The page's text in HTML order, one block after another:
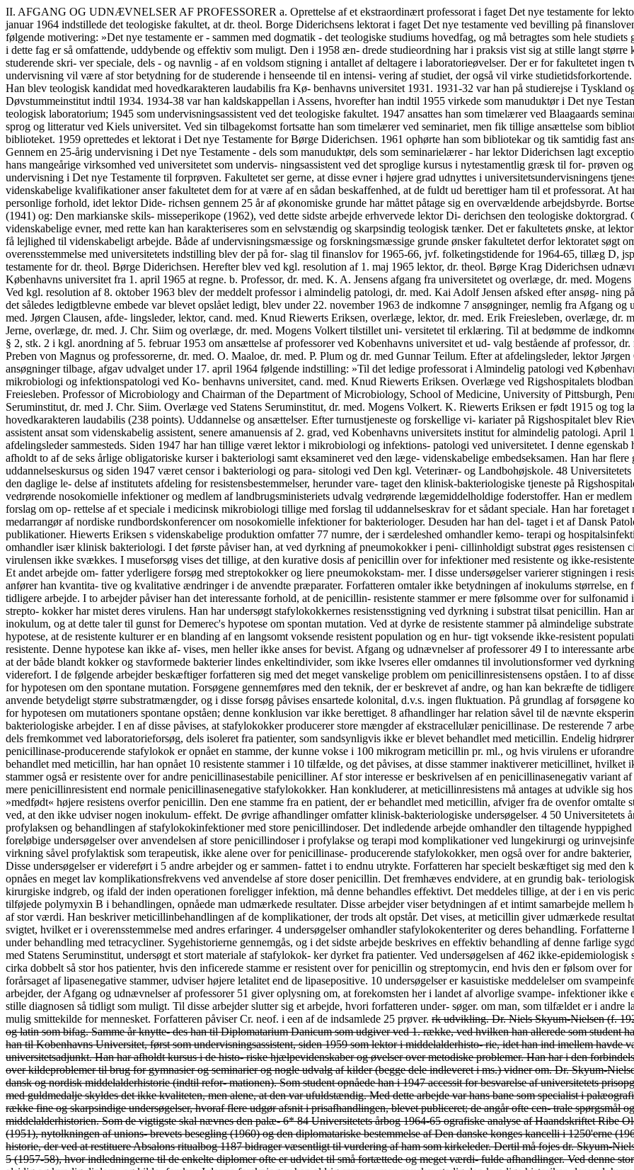
II. AFGANG OG UDNÆVNELSER AF PROFESSORER a. Oprettelse af et ekstraordinært professorat i faget Det nye testamente for lektor, dr. theol. Børge Krag Diderichsen (j. nr. 286/65). Under den 15. januar 1964 indstillede det teologiske fakultet, at dr. theol. Borge Diderichsens lektorat i faget Det nye testamente ved bevilling på finansloven for 1965/66 omdannedes til et ekstraordinært professorat med følgende motivering: »Det nye testamente er - sammen med dogmatik - det teologiske studiums hovedfag, og må betragtes som hele studiets grundlag. Det er derfor ønskeligt, at undervisningen først og fremmest i dette fag er så omfattende, uddybende og effektiv som muligt. Den i 1958 æn- drede studieordning har i praksis vist sig at stille langt større krav til lærerkræfterne, forårsaget dels af at et stigende antal studerende skri- ver speciale, dels - og navnlig - af en voldsom stigning i antallet af deltagere i laboratorieøvelser. Der er for fakultetet ingen tvivl om, at en mere effektiv udnyttelse af lektor Diderichsens undervisning vil være af stor betydning for de studerende i henseende til en intensi- vering af studiet, der også vil virke studietidsforkortende. Lektor Diderichsen er 58 år gammel - født den 13. november 1906. Han blev teologisk kandidat med hovedkarakteren laudabilis fra Kø- benhavns universitet 1931. 1931-32 var han på studierejse i Tyskland og virkede derefter som manuduktør og timelærer ved Det kongelige Døvstummeinstitut indtil 1934. 1934-38 var han kaldskappellan i Assens, hvorefter han indtil 1955 virkede som manuduktør i Det nye Testamente og de systematiske fag. 1939 ansattes han som assistent ved teologisk laboratorium; 1945 som undervisningsassistent ved det teologiske fakultet. 1947 ansattes han som timelærer ved Blaagaards seminarium, København. 1950-56 indtog han stillingen som lektor i dansk sprog og litteratur ved Kiels universitet. Ved sin tilbagekomst fortsatte han som timelærer ved seminariet, men fik tillige ansættelse som bibliotekar af 2. grad ved Det kongelige Bibliotek og Universitets- biblioteket. 1959 oprettedes et lektorat i Det nye Testamente for Børge Diderichsen. 1961 ophørte han som bibliotekar og tik samtidig fast ansættelse ved Blaagaards seminarium. 46 Universitetets årbog 1964-65 Gennem en 25-årig undervisning i Det nye Testamente - dels som manuduktør, dels som seminarielærer - har lektor Diderichsen lagt exceptionelt fremragende pædagogiske evner for dagen. Det samme gælder hans mangeårige virksomhed ved universitetet som undervis- ningsassistent ved det sproglige kursus i nytestamentlig græsk til for- prøven og fra 1959 som lektor ved såvel den sproglige som exegetiske undervisning i Det nye Testamente til forprøven. Fakultetet ser gerne, at disse evner i højere grad udnyttes i universitetsundervisningens tjeneste, end det nu er tilfældet. Med hensyn til lektor Diderichsens videnskabelige kvalifikationer anser fakultetet dem for at være af en sådan beskaffenhed, at de fuldt ud berettiger ham til et professorat. At hans videnskabelige produktion ikke er omfattende må tilskrives personlige forhold, idet lektor Dide- richsen gennem 25 år af økonomiske grunde har måttet påtage sig en overvældende arbejdsbyrde. Bortset fra nogle tidsskriftsartikler er hans hovedarbejder: Paulus Romanus (1941) og: Den markianske skils- misseperikope (1962), ved dette sidste arbejde erhvervede lektor Di- derichsen den teologiske doktorgrad. Gennem disse arbejder har lek- tor Diderichsen godtgjort sine videnskabelige evner, med rette kan han karakteriseres som en selvstændig og skarpsindig teologisk tænker. Det er fakultetets ønske, at lektor Diderichsen ved frigørelse fra anden undervisning i højere grad kan få lejlighed til videnskabeligt arbejde. Både af undervisningsmæssige og forskningsmæssige grunde ønsker fakultetet derfor lektoratet søgt omdannet til et ekstraordinært pro- fessorat fra 1. april 1965.« I overensstemmelse med universitetets indstilling blev der på for- slag til finanslov for 1965-66, jvf. folketingstidende for 1964-65, tillæg D, jspalte 1943-44, oprettet et ekstraordinært professorat i faget Det nye testamente for dr. theol. Børge Diderichsen. Herefter blev ved kgl. resolution af 1. maj 1965 lektor, dr. theol. Børge Krag Diderichsen udnævnt til ekstraordinær professor i faget Det nye testamente ved Københavns universitet fra 1. april 1965 at regne. b. Professor, dr. med. K. A. Jensens afgang fra universitetet og overlæge, dr. med. Mogens Votkerts udnævnelse til professor i almindelig patologi (j. nr. 477/63). Ved kgl. resolution af 8. oktober 1963 blev der meddelt professor i almindelig patologi, dr. med. Kai Adolf Jensen afsked efter ansøg- ning på grund af alder og med pension fra den 31. juli 1964 at regne. Efter at det således ledigtblevne embede var blevet opslået ledigt, blev under 22. november 1963 de indkomne 7 ansøgninger, nemlig fra Afgang og udnævnelser af professorer 47 afdelingsleder, lektor cand. polyt. et dr. med. Jørgen Clausen, afde- lingsleder, lektor, cand. med. Knud Riewerts Eriksen, overlæge, lektor, dr. med. Erik Freiesleben, overlæge, dr. med. Klaus Adolf Jensen, professor of microbiology, dr. med. Niels Kaj Jerne, overlæge, dr. med. J. Chr. Siim og overlæge, dr. med. Mogens Volkert tilstillet uni- versitetet til erklæring. Til at bedømme de indkomne ansøgninger nedsatte det lægeviden- skabelige fakultet i henhold til § 2, stk. 2 i kgl. anordning af 5. februar 1953 om ansættelse af professorer ved Kobenhavns universitet et ud- valg bestående af professor, dr. med. K. A. Jensen, direktør for Sta- tens seruminstitut, dr. med. Preben von Magnus og professorerne, dr. med. O. Maaloe, dr. med. P. Plum og dr. med Gunnar Teilum. Efter at afdelingsleder, lektor Jørgen Clausen og overlæge Klaus Adolf Jensen havde trukket deres ansøgninger tilbage, afgav udvalget under 17. april 1964 følgende indstilling: »Til det ledige professorat i Almindelig patologi ved Københavns universitet har der meldt sig 5 ansøgere: Afdelingsleder, lektor i mikrobiologi og infektionspatologi ved Ko- benhavns universitet, cand. med. Knud Riewerts Eriksen. Overlæge ved Rigshospitalets blodbank, lektor i blodtransfusion ved Koben- havns universitet, dr. med. Erik Freiesleben. Professor of Microbiology and Chairman of the Department of Microbiology, School of Medicine, University of Pittsburgh, Pennsylvania, U.S.A., dr. med. Niels Kaj Jerne. Overlæge ved Statens Seruminstitut, dr. med J. Chr. Siim. Overlæge ved Statens Seruminstitut, dr. med. Mogens Volkert. K. Riewerts Eriksen er født 1915 og tog lægevidenskabelig embeds- eksamen vinteren 1941/42 med hovedkarakteren laudabilis (238 points). Uddannelse og ansættelser. Efter turnustjeneste og
rk udvikling. Dr. Niels Skyum-Nielsen (f. 1921) bestod i 1950 skoleembedseksa- men med historie som hovedfag og latin som bifag. Samme år knytte- des han til Diplomatarium Danicum som udgiver ved 1. række, ved hvilken han allerede som student havde arbejdet som amanuensis hos Laur. Weibull. I 1951 knyttedes han til Kobenhavns Universitet, først som undervisningsassistent, siden 1959 som lektor i middelalderhisto- rie, idet han ind imellem havde været nordisk docent i Lund (1957/58) og en kort tid universitetsadjunkt. Han har afholdt kursus i de histo- riske hjælpevidenskaber og øvelser over metodiske problemer. Han har i den forbindelse også interesseret sig for den nyeste tids historie, hvad en oversigt over kildeproblemer til brug for gymnasier og seminarier og nogle udvalg af kilder (begge dele indleveret i ms.) vidner om. Dr. Skyum-Nielsens egentlige forskning og videnskabelige produk- tion er samlet om dansk og nordisk middelalderhistorie (indtil refor- mationen). Som student opnåede han i 1947 accessit for besvarelse af universitetets prisopgave Dansk Brevvæsen 1250-1305; når besvarelsen ikke belønnedes med guldmedalje skyldes det ikke kvaliteten, men alene, at den var ufuldstændig. Med dette arbejde var hans bane som specialist i palæografi og diplomforskning indledt. Inden for disse om- råder er siden en række fine og skarpsindige undersøgelser, hvoraf flere udgør afsnit i prisafhandlingen, blevet publiceret; de angår ofte cen- trale spørgsmål og rummer resultater af stor rækkevidde for vor for- ståelse af middelalderhistorien. Som de vigtigste skal nævnes den palæ- 6* 84 Universitetets årbog 1964-65 ografiske analyse af Haandskriftet Ribe Oldemoder (1948), studien over De ældste privilegier for klostret i Væ (1951), nytolkningen af unions- brevets besegling (1960) og den diplomatariske bestemmelse af Den danske konges kancelli i 1250'erne (1963), samt blandt de i ms. indsendte En nyfunden kilde til Absalons historie, der ved at restituere Absalons ritualbog 1187 bidrager væsentligt til vurdering af ham som kirkeleder. Dertil må fojes dr. Skyum-Nielsens monstergyldige udgivelse af diplo- matariets 1. rækkes bind 4 og 5 (1957-58), hvor indledningerne til de enkelte diplomer ofte er udvidet til små fortættede og meget værdi- fulde afhandlinger. Ved denne store indsats har dr. Skyum-Nielsen klart placeret sig som en meget alsidig og kyndig diplom- og kilde- forsker. I denne forskning er han aldrig snæver; man mærker stadig den kyndige historiker, der ved, hvor og hvorledes hans resultater kan frugtbargøres. I tre større afhandlinger: Ærkekonge og Ærkebiskop, Nye træk i dansk kirkehistorie 1376-1536 (1956), disputatsen Kirkekampen i Danmark 1241-1290 (1963) og bogen Blodbadet i Stockholm og dets juridiske ma- skering (1964), sætter han sine særstudier ind i en større historisk sammenhæng. I den forste afhandling er det ved et indgående studium af privilegier og kirkelige institutioner og under hensyntagen til de almeneuropæiske strømninger lykkedes ham at foje værdifulde nye elementer til den senmiddelalderlige danske kirkehistorie og at uddybe forståelsen af forholdet mellem kirke- og kongemagt. Han overdriver dog i sin nyvurdering utvivlsomt kongens magtstilling efter 1443. I disputatsen har han ved sin meget store lærdom, såvel inden for dansk og pavelig brevvæsen og kancellipraksis som inden for kanonisk og national dansk ret, skabt et stærkt udvidet og meget værdifuldt grundlag for vor forståelse og vurdering af den danske kirkekamp i 13. årh. Det må dog anføres, at han på visse punkter viser usikkerhed i den komplicerede kildevurdering, således at dele af hans resultater bliver tvivlsomme og næppe giver et gyldigt udtryk for hændelses- forløbet. I afhandlingen om blodbadet i Stockholm føjer dr. Skyum-Nielsen i kraft af sin kirkeretlige indsigt væsentligt nyt til vor forståelse af en